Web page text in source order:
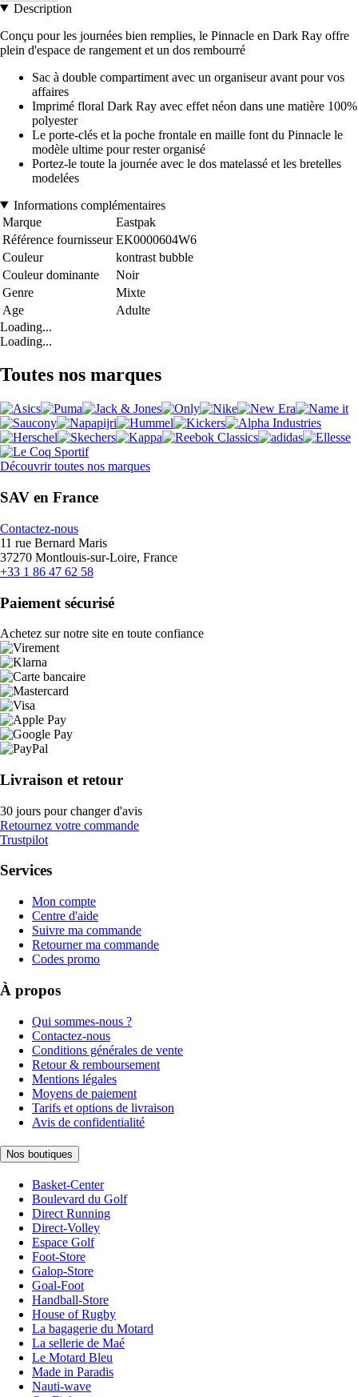
Description
Conçu pour les journées bien remplies, le Pinnacle en Dark Ray offre
plein d'espace de rangement et un dos rembourré
Sac à double compartiment avec un organiseur avant pour vos
affaires
Imprimé floral Dark Ray avec effet néon dans une matière 100%
polyester
Le porte-clés et la poche frontale en maille font du Pinnacle le
modèle ultime pour rester organisé
Portez-le toute la journée avec le dos matelassé et les bretelles
modelées
Informations complémentaires
Marque
Eastpak
Référence fournisseur EK0000604W6
Couleur
kontrast bubble
Couleur dominante
Noir
Genre
Mixte
Age
Adulte
Loading...
Loading...
Toutes nos marques
Découvrir toutes nos marques
SAV en France
Contactez-nous
11 rue Bernard Maris
37270 Montlouis-sur-Loire, France
+33 1 86 47 62 58
Paiement sécurisé
Achetez sur notre site en toute confiance
Livraison et retour
30 jours pour changer d'avis
Retournez votre commande
Trustpilot
Services
Mon compte
Centre d'aide
Suivre ma commande
Retourner ma commande
Codes promo
À propos
Qui sommes-nous ?
Contactez-nous
Conditions générales de vente
Retour & remboursement
Mentions légales
Moyens de paiement
Tarifs et options de livraison
Avis de confidentialité
Nos boutiques
Basket-Center
Boulevard du Golf
Direct Running
Direct-Volley
Espace Golf
Foot-Store
Galop-Store
Goal-Foot
Handball-Store
House of Rugby
La bagagerie du Motard
La sellerie de Maé
Le Motard Bleu
Made in Paradis
Nauti-wave